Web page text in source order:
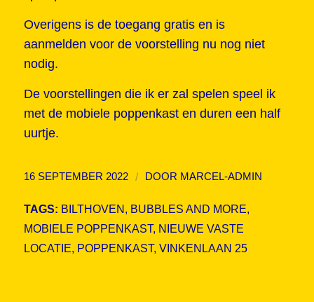
Overigens is de toegang gratis en is
aanmelden voor de voorstelling nu nog niet
nodig.
De voorstellingen die ik er zal spelen speel ik
met de mobiele poppenkast en duren een half
uurtje.
16 SEPTEMBER 2022 / DOOR MARCEL-ADMIN
TAGS: BILTHOVEN, BUBBLES AND MORE,
MOBIELE POPPENKAST, NIEUWE VASTE
LOCATIE, POPPENKAST, VINKENLAAN 25